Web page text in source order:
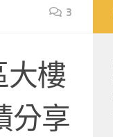
3
大樓
分享